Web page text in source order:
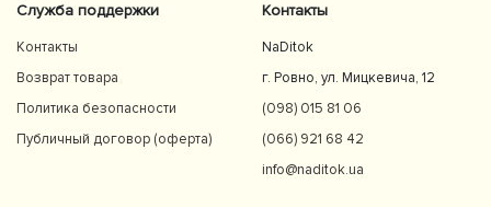
Служба поддержки
Контакты
Возврат товара
Политика безопасности
Публичный договор (оферта)
Контакты
NaDitok
г. Ровно, ул. Мицкевича, 12
(098) 015 81 06
(066) 921 68 42
info@naditok.ua